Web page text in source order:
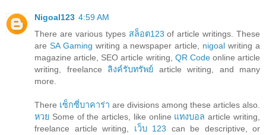
Nigoal123 4:59 AM
There are various types สล็อต123 of article writings. These
are SA Gaming writing a newspaper article, nigoal writing a
magazine article, SEO article writing, QR Codeonline article
writing, freelance ลิงค์รับทรัพย์ article writing, and many
more.
There เซ็กซี่บาคาร่า are divisions among these articles also.
หวย Some of the articles, like online แทงบอล article writing,
freelance article writing, เว็บ 123 can be descriptive, or